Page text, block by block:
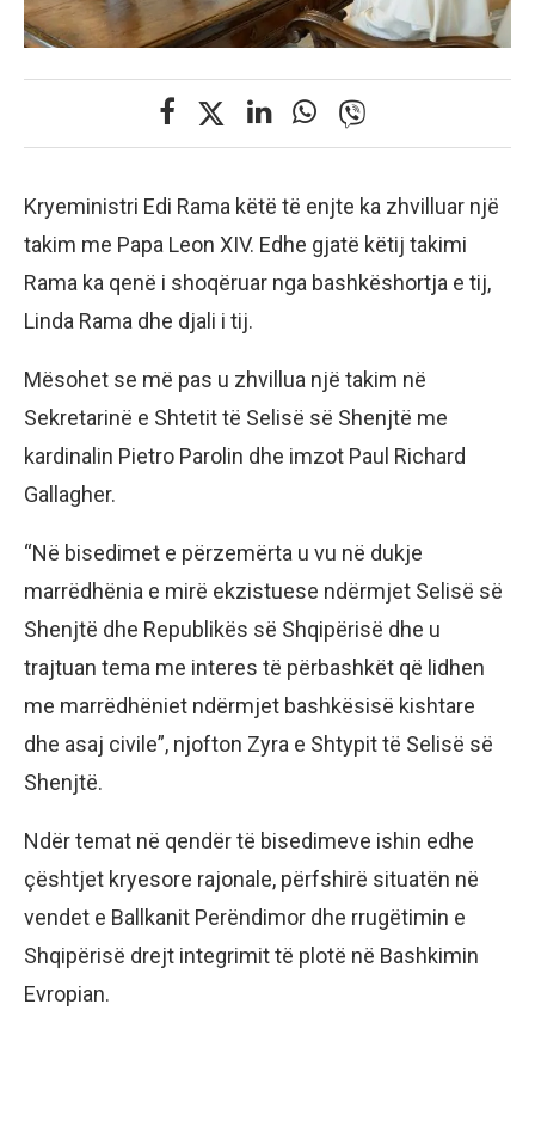
Kryeministri Edi Rama këtë të enjte ka zhvilluar një
takim me Papa Leon XIV. Edhe gjatë këtij takimi
Rama ka qenë i shoqëruar nga bashkëshortja e tij,
Linda Rama dhe djali i tij.
Mësohet se më pas u zhvillua një takim në
Sekretarinë e Shtetit të Selisë së Shenjtë me
kardinalin Pietro Parolin dhe imzot Paul Richard
Gallagher.
“Në bisedimet e përzemërta u vu në dukje
marrëdhënia e mirë ekzistuese ndërmjet Selisë së
Shenjtë dhe Republikës së Shqipërisë dhe u
trajtuan tema me interes të përbashkët që lidhen
me marrëdhëniet ndërmjet bashkësisë kishtare
dhe asaj civile”, njofton Zyra e Shtypit të Selisë së
Shenjtë.
Ndër temat në qendër të bisedimeve ishin edhe
çështjet kryesore rajonale, përfshirë situatën në
vendet e Ballkanit Perëndimor dhe rrugëtimin e
Shqipërisë drejt integrimit të plotë në Bashkimin
Evropian.